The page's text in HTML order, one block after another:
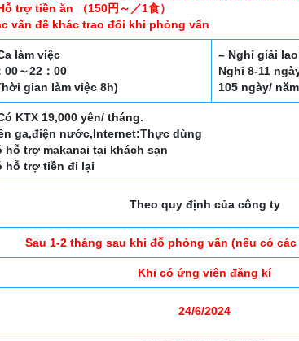
trợ tiền ăn （150円～／1食）
vấn đề khác trao đổi khi phỏng vấn
làm việc
00～22：00
gian làm việc 8h)
– Nghỉ giải
Nghỉ 8-11
105 ngày/ năm
KTX 19,000 yên/ tháng.
ga,điện nước,Internet:Thực dùng
hỗ trợ makanai tại khách sạn
hỗ trợ tiền đi lại
Theo quy định của công ty
Sau 1-2 tháng sau khi đỗ phỏng vấn (nếu có
Khi có ứng viên đăng kí
24/6/2024